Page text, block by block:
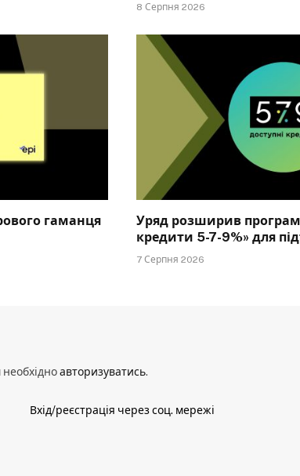
8 Серпня 2026
гаманця
Уряд розширив
кредити 5-7-9%» для
7 Серпня 2026
авторизуватись.
Вхід/реєстрація через соц. мережі